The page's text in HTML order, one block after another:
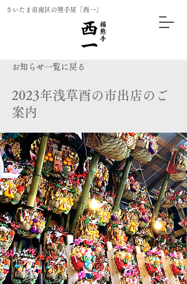
さいたま市南区の熊手屋「西一」
お知らせ一覧に戻る
2023年浅草酉の市出店のご
案内